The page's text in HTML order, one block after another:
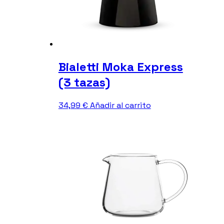
la
página
de
Bialetti Moka Express
(3 tazas)
34,99 € Añadir al carrito